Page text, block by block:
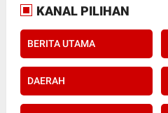
KANAL PILIHAN
BERITA UTAMA
DAERAH